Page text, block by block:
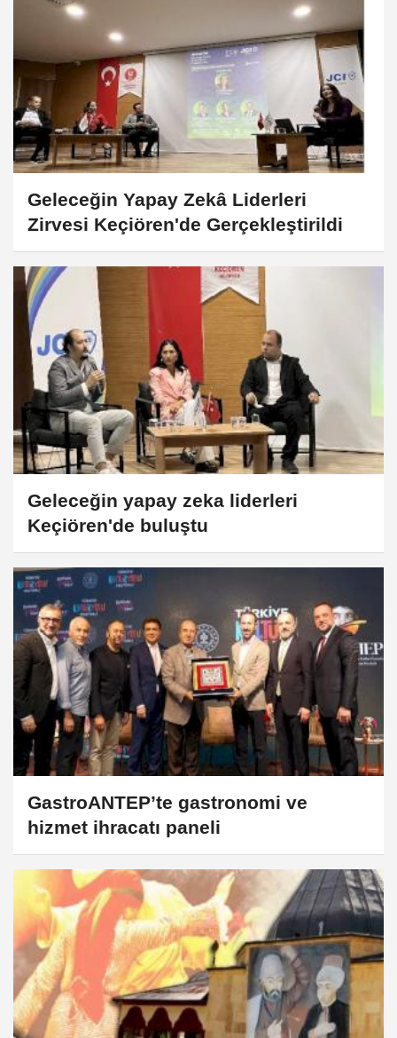
Geleceğin Yapay Zekâ Liderleri
Zirvesi Keçiören'de Gerçekleştirildi
Geleceğin yapay zeka liderleri
Keçiören'de buluştu
GastroANTEP’te gastronomi ve
hizmet ihracatı paneli